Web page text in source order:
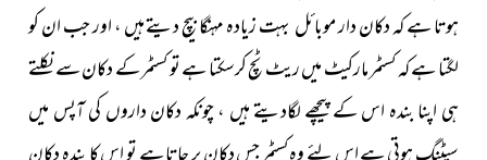
ہوتا ہے کہ دکان دار موبائل بہت زیادہ مہنگا بیچ دیتے ہیں ، اور جب ان کو
لگتا ہے کہ کسٹمر مارکیٹ میں ریٹ ٹچ کرسکتا ہے تو کسٹمر کے دکان سے نکلتے
ہی اپنا بندہ اس کے پیچھے لگادیتے ہیں ، چونکہ دکان داروں کی آپس میں